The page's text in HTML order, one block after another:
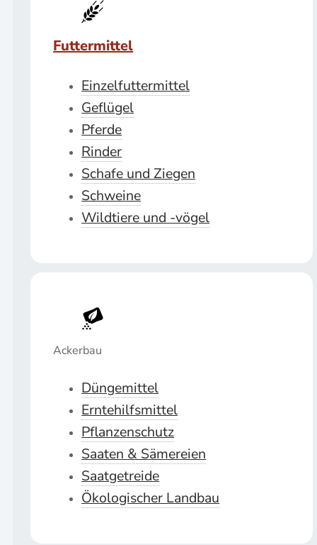
Futtermittel
Einzelfuttermittel
Geflügel
Pferde
Rinder
Schafe und Ziegen
Schweine
Wildtiere und -vögel
Ackerbau
Düngemittel
Erntehilfsmittel
Pflanzenschutz
Saaten & Sämereien
Saatgetreide
Ökologischer Landbau